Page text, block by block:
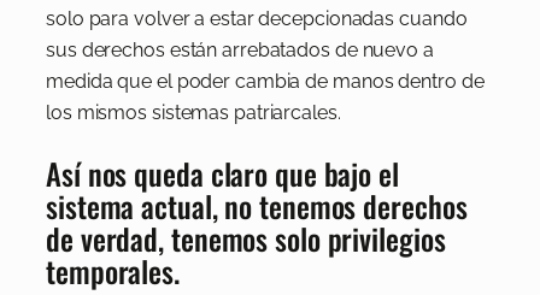
solo para volver a estar decepcionadas cuando
sus derechos están arrebatados de nuevo a
medida que el poder cambia de manos dentro de
los mismos sistemas patriarcales.
Así nos queda claro que bajo el
sistema actual, no tenemos derechos
de verdad, tenemos solo privilegios
temporales.